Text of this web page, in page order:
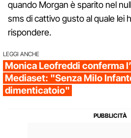
quando Morgan è sparito nel
sms di cattivo gusto al quale lei
rispondere.
LEGGI ANCHE
Monica Leofreddi conferma
Mediaset: "Senza Milo
dimenticatoio"